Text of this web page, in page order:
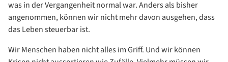
was in der Vergangenheit normal war. Anders als bisher
angenommen, können wir nicht mehr davon ausgehen, dass
das Leben steuerbar ist.
Wir Menschen haben nicht alles im Griff. Und wir können